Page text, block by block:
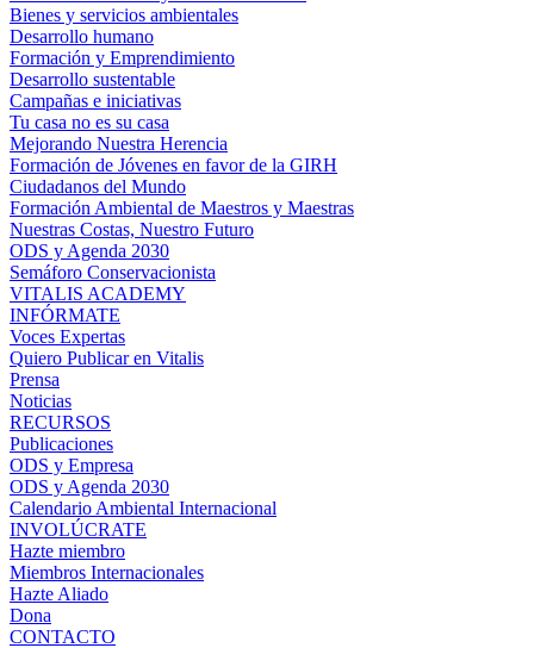
Bienes y servicios ambientales
Desarrollo humano
Formación y Emprendimiento
Desarrollo sustentable
Campañas e iniciativas
Tu casa no es su casa
Mejorando Nuestra Herencia
Formación de Jóvenes en favor de la GIRH
Ciudadanos del Mundo
Formación Ambiental de Maestros y Maestras
Nuestras Costas, Nuestro Futuro
ODS y Agenda 2030
Semáforo Conservacionista
VITALIS ACADEMY
INFÓRMATE
Voces Expertas
Quiero Publicar en Vitalis
Prensa
Noticias
RECURSOS
Publicaciones
ODS y Empresa
ODS y Agenda 2030
Calendario Ambiental Internacional
INVOLÚCRATE
Hazte miembro
Miembros Internacionales
Hazte Aliado
Dona
CONTACTO